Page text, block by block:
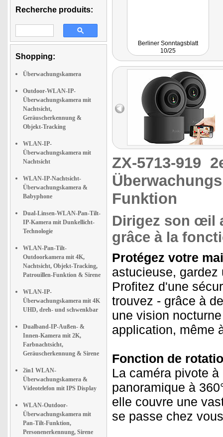
Recherche produits:
Shopping:
Überwachungskamera
Outdoor-WLAN-IP-
Überwachungskamera mit
Nachtsicht,
Geräuscherkennung &
Objekt-Tracking
WLAN-IP-
Überwachungskamera mit
Nachtsicht
WLAN-IP-Nachtsicht-
Überwachungskamera &
Babyphone
Dual-Linsen-WLAN-Pan-Tilt-
IP-Kamera mit Dunkellicht-
Technologie
WLAN-Pan-Tilt-
Outdoorkamera mit 4K,
Nachtsicht, Objekt-Tracking,
Patrouillen-Funktion & Sirene
WLAN-IP-
Überwachungskamera mit 4K
UHD, dreh- und schwenkbar
Dualband-IP-Außen- &
Innen-Kamera mit 2K,
Farbnachtsicht,
Geräuscherkennung & Sirene
2in1 WLAN-
Überwachungskamera &
Videotelefon mit IPS Display
WLAN-Outdoor-
Überwachungskamera mit
Pan-Tilt-Funktion,
Personenerkennung, Sirene
Berliner Sonntagsblatt
10/25
ZX-5713-919
Funktion
Dirigez son œil
grâce à la
Protégez votre
astucieuse,
Profitez d'une
trouvez - grâce à
une vision
application, même
Fonction de
La caméra pivote
panoramique à
elle couvre une
se passe chez